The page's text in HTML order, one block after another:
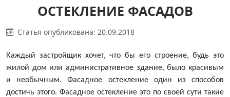
ОСТЕКЛЕНИЕ ФАСАДОВ
Статья опубликована: 20.09.2018
Каждый застройщик хочет, что бы его строение, будь это
жилой дом или административное здание, было красивым
и необычным. Фасадное остекление один из способов
достичь этого. Фасадное остекление это по своей сути такие